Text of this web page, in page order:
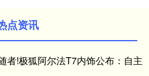
点资讯
者!极狐阿尔法T7内饰公布：自主